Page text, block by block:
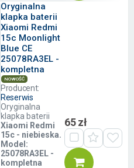
Oryginalna
klapka baterii
Xiaomi Redmi
15c Moonlight
Blue CE
25078RA3EL -
kompletna
NOWOŚĆ
Producent:
Reserwis
Oryginalna
klapka baterii
Xiaomi Redmi
15c - niebieska.
Model:
25078RA3EL -
kompletna
65 zł